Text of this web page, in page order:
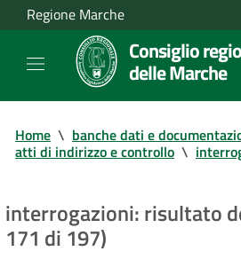
Regione Marche
Consiglio
delle Marche
Home \ banche dati e
atti di indirizzo e controllo \
interrogazioni: risultato
171 di 197)